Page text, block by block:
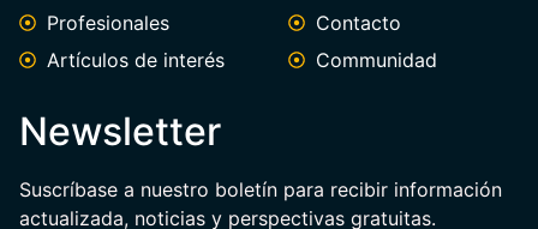
Profesionales
Artículos de interés
Contacto
Communidad
Newsletter
Suscríbase a nuestro boletín para recibir información
actualizada, noticias y perspectivas gratuitas.